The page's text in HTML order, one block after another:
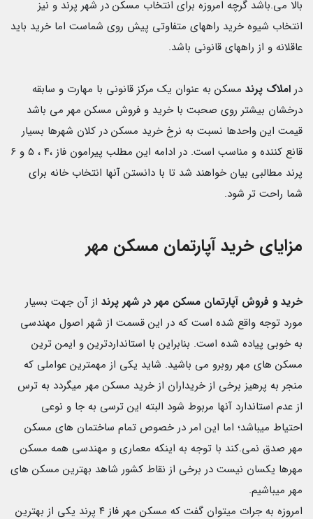
بالا می.باشد گرچه امروزه برای انتخاب مسکن در شهر پرند و نیز
انتخاب شیوه خرید راههای متفاوتی پیش روی شماست اما خرید باید
عاقلانه و از راههای قانونی باشد.
در املاک پرند مسکن به عنوان یک مرکز قانونی با مهارت و سابقه
درخشان بیشتر روی صحبت با خرید و فروش مسکن مهر می باشد
قیمت این واحدها نسبت به نرخ خرید مسکن در کلان شهرها بسیار
قانع کننده و مناسب است. در ادامه این مطلب پیرامون فاز ،۴ ، ۵ و ۶
پرند مطالبی بیان خواهند شد تا با دانستن آنها انتخاب خانه برای
شما راحت تر شود.
مزایای خرید آپارتمان مسکن مهر
خرید و فروش آپارتمان مسکن مهر در شهر پرند از آن جهت بسیار
مورد توجه واقع شده است که در این قسمت از شهر اصول مهندسی
به خوبی پیاده شده است. بنابراین با استانداردترین و ایمن ترین
مسکن های مهر روبرو می باشید. شاید یکی از مهمترین عواملی که
منجر به پرهیز برخی از خریداران از خرید مسکن مهر میگردد به ترس
از عدم استاندارد آنها مربوط شود البته این ترسی به جا و نوعی
احتیاط میباشد؛ اما این امر در خصوص تمام ساختمان های مسکن
مهر صدق نمی.کند با توجه به اینکه معماری و مهندسی همه مسکن
مهرها یکسان نیست در برخی از نقاط کشور شاهد بهترین مسکن های
مهر میباشیم.
امروزه به جرات میتوان گفت که مسکن مهر فاز ۴ پرند یکی از بهترین